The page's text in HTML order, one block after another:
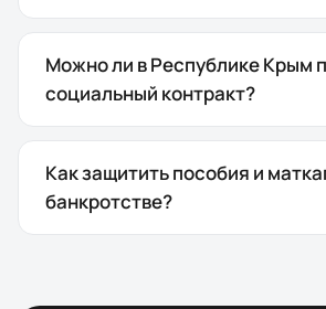
Можно ли в Республике Крым
социальный контракт?
Как защитить пособия и
банкротстве?